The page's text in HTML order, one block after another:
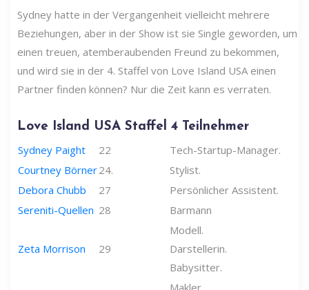
Sydney hatte in der Vergangenheit vielleicht mehrere
Beziehungen, aber in der Show ist sie Single geworden, um
einen treuen, atemberaubenden Freund zu bekommen,
und wird sie in der 4. Staffel von Love Island USA einen
Partner finden können? Nur die Zeit kann es verraten.
Love Island USA Staffel 4 Teilnehmer
Sydney Paight 22
Tech-Startup-Manager.
Courtney Börner24.
Stylist.
Debora Chubb
27
Persönlicher Assistent.
Sereniti-Quellen 28 Barmann
Zeta Morrison 29
Modell.
Darstellerin.
Babysitter.